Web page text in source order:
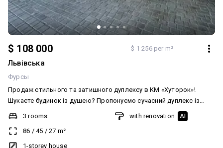
$ 108 000 $ 1 256 per m²
Львівська
Фурсы
Продаж стильного та затишного дуплексу в КМ «Хуторок»!
Шукаєте будинок із душею? Пропонуємо сучасний дуплекс із
дизайнерським ремонтом, у якому продумано все до найменших
поруч магазини, кафе, дитячий майданчик, «Нова пошта» та
зупинка транспорту Загальна площа — 86,4 м² 3 окремі спальні —
3 rooms
86 / 45 / 27 m²
1-storey house
with renovation AI